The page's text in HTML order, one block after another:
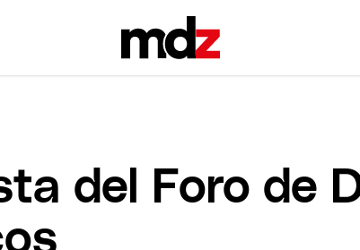
del Foro de